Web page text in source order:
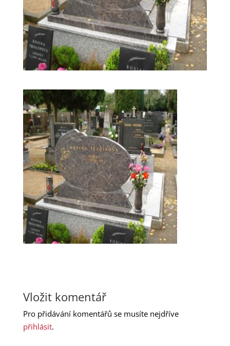
Vložit komentář
Pro přidávání komentářů se musíte nejdříve
přihlásit.